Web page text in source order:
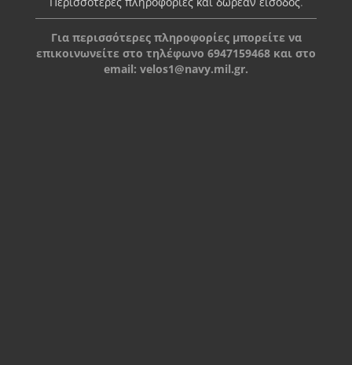
Για περισσότερες πληροφορίες μπορείτε να
επικοινωνείτε στο τηλέφωνο 6947159468 και στο
email: velos1@navy.mil.gr.